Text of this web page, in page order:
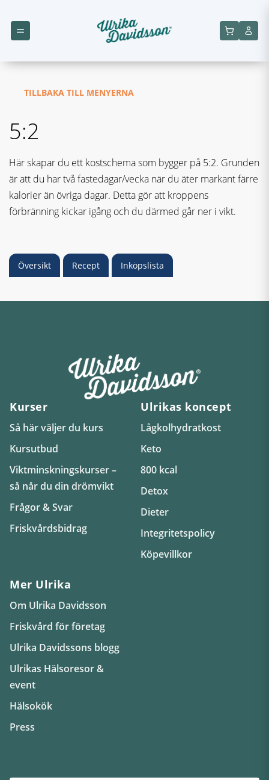
TILLBAKA TILL MENYERNA
5:2
Här skapar du ett kostschema som bygger på 5:2. Grunden
är att du har två fastedagar/vecka när du äter markant färre
kalorier än övriga dagar. Detta gör att kroppens
förbränning kickar igång och du därmed går ner i vikt.
Översikt Recept Inköpslista
Kurser
Så här väljer du kurs
Kursutbud
Viktminskningskurser –
så når du din drömvikt
Frågor & Svar
Friskvårdsbidrag
Ulrikas koncept
Lågkolhydratkost
Keto
800 kcal
Detox
Dieter
Integritetspolicy
Köpevillkor
Mer Ulrika
Om Ulrika Davidsson
Friskvård för företag
Ulrika Davidssons blogg
Ulrikas Hälsoresor &
event
Hälsokök
Press